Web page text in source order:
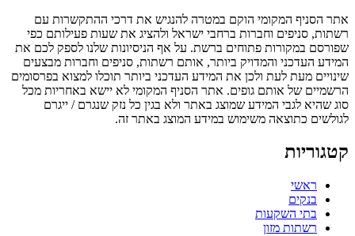
אתר הסניף המקומי הוקם במטרה להנגיש את דרכי ההתקשרות עם
רשתות, סניפים וחברות ברחבי ישראל ולהציג את שעות פעילותם כפי
שפורסם במקורות פתוחים ברשת. על אף הניסיונות שלנו לספק לכם את
המידע העדכני והמדויק ביותר, אותם רשתות, סניפים וחברות מבצעים
שינויים מעת לעת ולכן את המידע העדכני ביותר תוכלו למצוא בפרסומים
הרשמיים של אותם גופים. אתר הסניף המקומי לא יישא באחריות מכל
סוג שהיא לגבי המידע שמוצג באתר ולא בגין כל נזק שנגרם / ייגרם
לגולשים כתוצאה משימוש במידע המוצג באתר זה.
קטגוריות
ראשי
בנקים
בתי השקעות
רשתות מזון